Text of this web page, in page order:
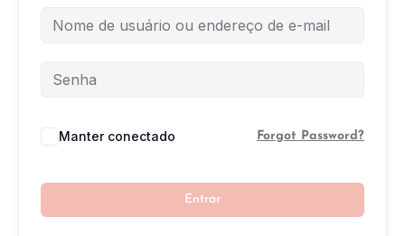
Manter conectado Forgot Password?
Entrar